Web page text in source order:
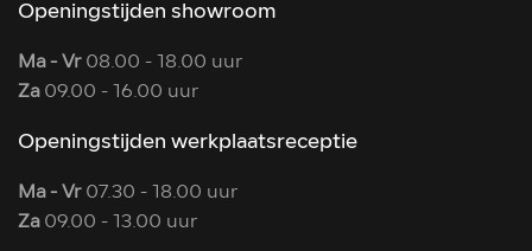
Openingstijden showroom
Ma - Vr 08.00 - 18.00 uur
Za 09.00 - 16.00 uur
Openingstijden werkplaatsreceptie
Ma - Vr 07.30 - 18.00 uur
Za 09.00 - 13.00 uur